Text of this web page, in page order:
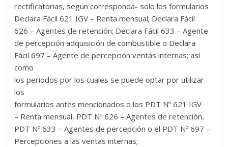
rectificatorias, según corresponda- solo los formularios
Declara Fácil 621 IGV – Renta mensual; Declara Fácil
626 – Agentes de retención; Declara Fácil 633 – Agente
de percepción adquisición de combustible o Declara
Fácil 697 – Agente de percepción ventas internas; así
como
los periodos por los cuales se puede optar por utilizar
los
formularios antes mencionados o los PDT Nº 621 IGV
– Renta mensual, PDT Nº 626 – Agentes de retención,
PDT Nº 633 – Agentes de percepción o el PDT Nº 697 –
Percepciones a las ventas internas;